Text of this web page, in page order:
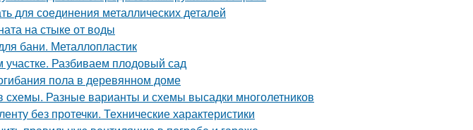
для соединения металлических деталей
на стыке от воды
бани. Металлопластик
участке. Разбиваем плодовый сад
пола в деревянном доме
схемы. Разные варианты и схемы высадки многолетников
без протечки. Технические характеристики